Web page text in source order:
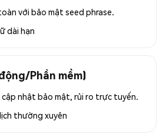
với bảo mật seed phrase.
dài hạn
Phần mềm)
cập nhật bảo mật, rủi ro trực tuyến.
thường xuyên